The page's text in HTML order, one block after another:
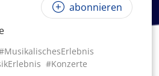
abonnieren
e
#Konzerte